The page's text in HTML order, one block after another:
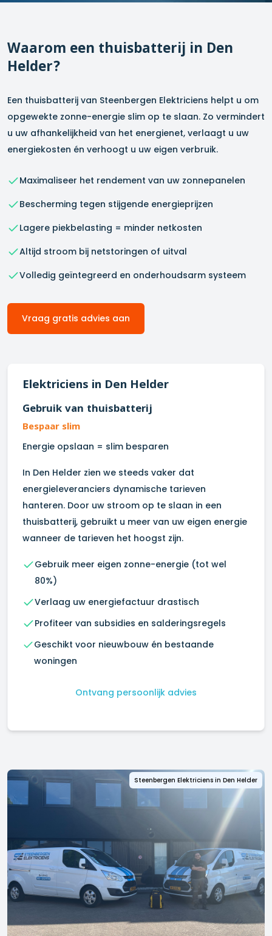
Waarom een thuisbatterij in Den
Helder?
Een thuisbatterij van Steenbergen Elektriciens helpt u om
opgewekte zonne-energie slim op te slaan. Zo vermindert
u uw afhankelijkheid van het energienet, verlaagt u uw
energiekosten én verhoogt u uw eigen verbruik.
Maximaliseer het rendement van uw zonnepanelen
Bescherming tegen stijgende energieprijzen
Lagere piekbelasting = minder netkosten
Altijd stroom bij netstoringen of uitval
Volledig geïntegreerd en onderhoudsarm systeem
Vraag gratis advies aan
Elektriciens in Den Helder
Gebruik van thuisbatterij
Bespaar slim
Energie opslaan = slim besparen
In Den Helder zien we steeds vaker dat
energieleveranciers dynamische tarieven
hanteren. Door uw stroom op te slaan in een
thuisbatterij, gebruikt u meer van uw eigen energie
wanneer de tarieven het hoogst zijn.
Gebruik meer eigen zonne-energie (tot wel
80%)
Verlaag uw energiefactuur drastisch
Profiteer van subsidies en salderingsregels
Geschikt voor nieuwbouw én bestaande
woningen
Ontvang persoonlijk advies
Steenbergen Elektriciens in Den Helder